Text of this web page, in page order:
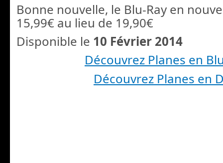
Bonne nouvelle, le Blu-Ray en
15,99€ au lieu de 19,90€
Disponible le 10 Février 2014
Découvrez Planes en
Découvrez Planes en